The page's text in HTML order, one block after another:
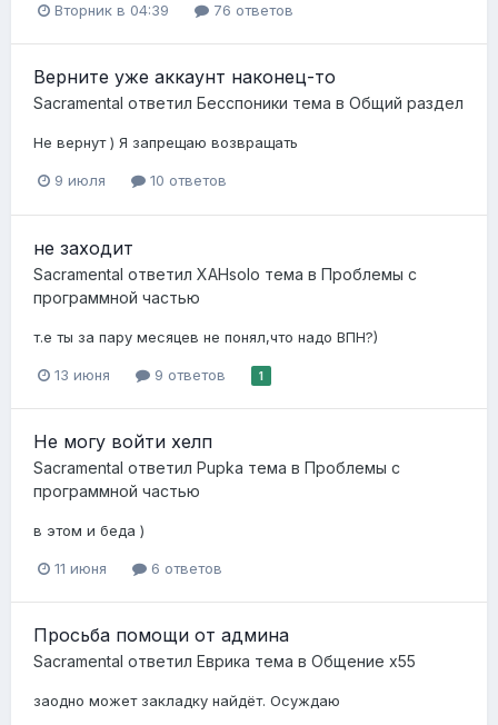
Вторник в 04:39 76 ответов
Верните уже аккаунт наконец-то
Sacramental ответил Бесспоники тема в Общий раздел
Не вернут ) Я запрещаю возвращать
9 июля 10 ответов
не заходит
Sacramental ответил XAHsolo тема в Проблемы с
программной частью
т.е ты за пару месяцев не понял,что надо ВПН?)
13 июня 9 ответов 1
Не могу войти хелп
Sacramental ответил Pupka тема в Проблемы с
программной частью
в этом и беда )
11 июня 6 ответов
Просьба помощи от админа
Sacramental ответил Еврика тема в Общение x55
заодно может закладку найдёт. Осуждаю